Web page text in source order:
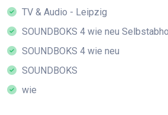
TV & Audio - Leipzig
SOUNDBOKS 4 wie neu
SOUNDBOKS 4 wie neu
SOUNDBOKS
wie